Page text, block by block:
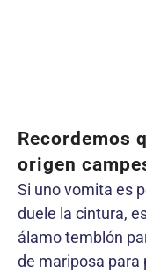
Recordemos
origen
Si uno vomita es
duele la cintura,
álamo temblón
de mariposa para